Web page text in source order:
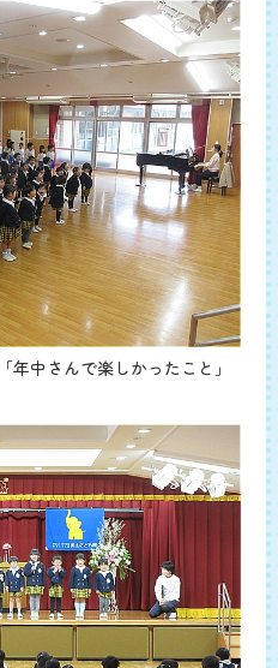
中さんで楽しかったこと」